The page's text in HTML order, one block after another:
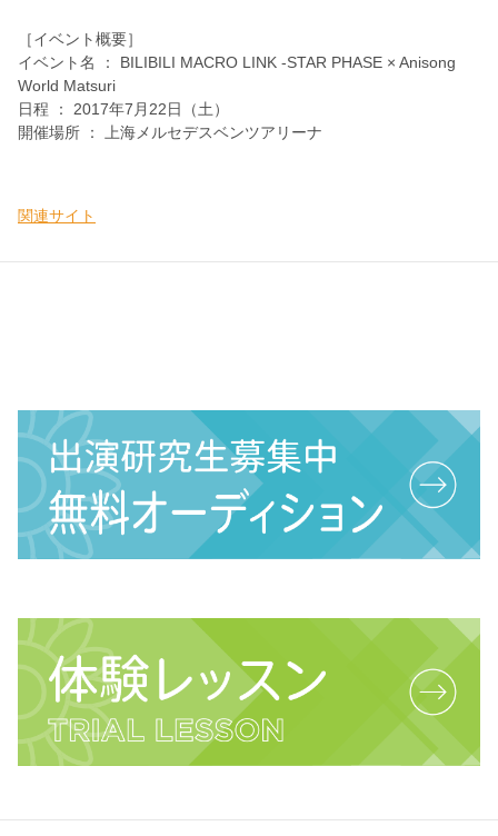
［イベント概要］
イベント名 ： BILIBILI MACRO LINK -STAR PHASE × Anisong
World Matsuri
日程 ： 2017年7月22日（土）
開催場所 ： 上海メルセデスベンツアリーナ
関連サイト